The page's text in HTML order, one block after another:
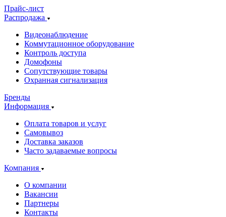
Прайс-лист
Распродажа
Видеонаблюдение
Коммутационное оборудование
Контроль доступа
Домофоны
Сопутствующие товары
Охранная сигнализация
Бренды
Информация
Оплата товаров и услуг
Самовывоз
Доставка заказов
Часто задаваемые вопросы
Компания
О компании
Вакансии
Партнеры
Контакты